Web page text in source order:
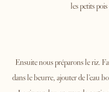
les petits
Ensuite nous préparons le riz.
dans le beurre, ajouter de l’eau